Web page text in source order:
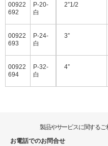
00922
692
P-20-
白
00922
693
P-24-
白
00922
694
P-32-
白
2”1/2
3”
4”
製品やサービスに関する
お電話でのお問合せ